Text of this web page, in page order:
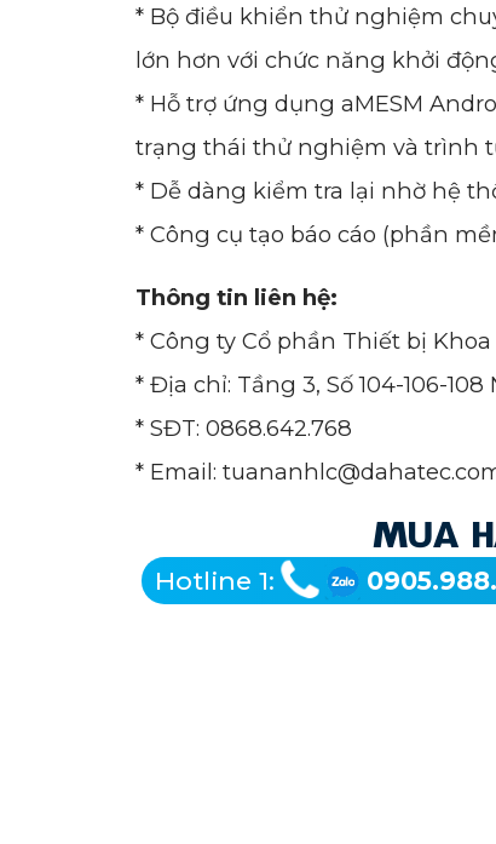
* Bộ điều khiển thử nghiệm
lớn hơn với chức năng khởi
* Hỗ trợ ứng dụng aMESM
trạng thái thử nghiệm và trình
* Dễ dàng kiểm tra lại nhờ hệ
* Công cụ tạo báo cáo (phần
Thông tin liên hệ:
* Công ty Cổ phần Thiết bị
* Địa chỉ: Tầng 3, Số 104-106-
* SĐT: 0868.642.768
* Email:
MUA
Hotline 1: